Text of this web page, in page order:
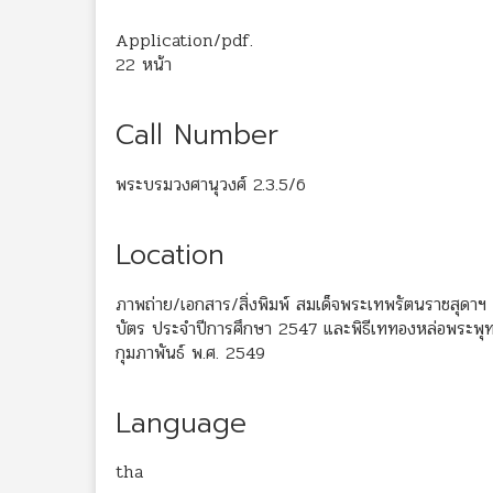
Application/pdf.
22 หน้า
Call Number
พระบรมวงศานุวงศ์ 2.3.5/6
Location
ภาพถ่าย/เอกสาร/สิ่งพิมพ์ สมเด็จพระเทพรัตนราชสุด
บัตร ประจำปีการศึกษา 2547 และพิธีเททองหล่อพระ
กุมภาพันธ์ พ.ศ. 2549
Language
tha